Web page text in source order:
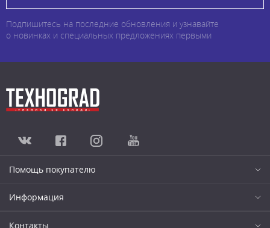
Подпишитесь на последние обновления и узнавайте
о новинках и специальных предложениях первыми
Помощь покупателю
Информация
Контакты